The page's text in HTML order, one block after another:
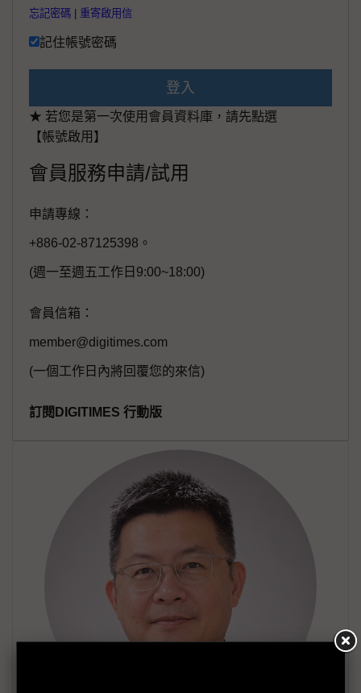
忘記密碼 重寄啟用信
記住帳號密碼
登入
★ 若您是第一次使用會員資料庫，請先點選
【帳號啟用】
會員服務申請/試用
申請專線：
+886-02-87125398。
(週一至週五工作日9:00~18:00)
會員信箱：
member@digitimes.com
(一個工作日內將回覆您的來信)
訂閱DIGITIMES 行動版